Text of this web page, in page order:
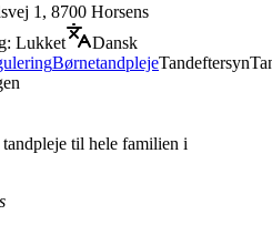
1, 8700 Horsens
Lukket
Dansk
BørnetandplejeTandeftersyn
til hele familien i